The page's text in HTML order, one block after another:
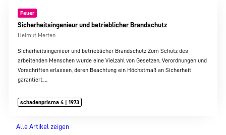
Feuer
Sicherheitsingenieur und betrieblicher Brandschutz
Helmut Merten
Sicherheitsingenieur und betrieblicher Brandschutz Zum Schutz des
arbeitenden Menschen wurde eine Vielzahl von Gesetzen, Verordnungen und
Vorschriften erlassen, deren Beachtung ein Höchstmaß an Sicherheit
garantiert.…
schadenprisma 4 | 1973
Alle Artikel zeigen